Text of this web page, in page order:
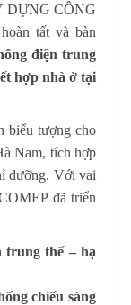
DỰNG CÔNG
tất và bàn
điện trung
hợp nhà ở tại
biểu tượng cho
Nam, tích hợp
dưỡng. Với vai
đã triển
trung thế – hạ
chiếu sáng